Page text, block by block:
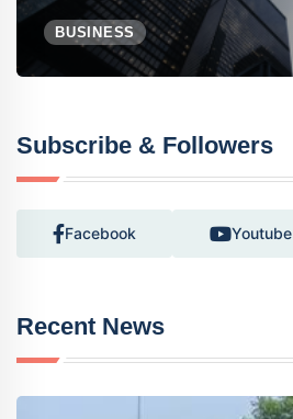
BUSINESS
Subscribe & Followers
Facebook Youtube
Recent News